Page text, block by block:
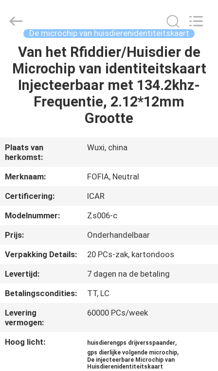
HUIS
PRODUCTEN
ONGEVEER
ONS
FABRIEKSREIS
KWALITEITSCONTROLE
CONTACTEER
ONS
NIEUWS
OM EEN
De microchip van huisdierenidentiteitskaart
Van het Rfiddier/Huisdier de
Microchip van identiteitskaart
Injecteerbaar met 134.2khz-
Frequentie, 2.12*12mm
Grootte
Plaats van
herkomst:
Wuxi, china
Merknaam:
FOFIA, Neutral
Certificering:
ICAR
Modelnummer:
Zs006-c
Prijs:
Onderhandelbaar
Verpakking Details:
20 PCs-zak, kartondoos
Levertijd:
7 dagen na de betaling
Betalingscondities:
TT, LC
Levering
vermogen:
60000 PCs/week
Hoog licht: huisdierengps drijversspaander,
gps dierlijke volgende microchip,
De injecteerbare Microchip van
Huisdierenidentiteitskaart